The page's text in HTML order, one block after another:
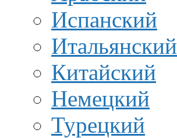
Испанский
Итальянский
Китайский
Немецкий
Турецкий